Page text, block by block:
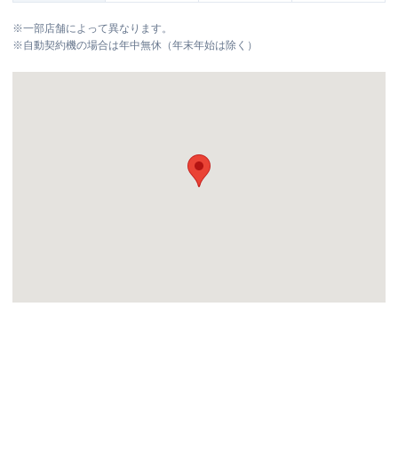
※一部店舗によって異なります。
※自動契約機の場合は年中無休（年末年始は除く）